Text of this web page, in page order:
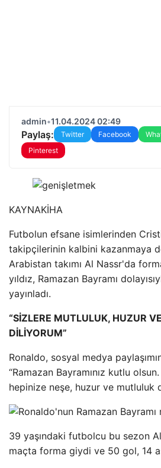
admin•11.04.2024 02:49
Paylaş: Twitter Facebook
Pinterest
KAYNAKİHA
Futbolun efsane isimlerinden
takipçilerinin kalbini kazanmaya
Arabistan takımı Al Nassr'da
yıldız, Ramazan Bayramı
yayınladı.
“SİZLERE MUTLULUK, HUZUR
DİLİYORUM”
Ronaldo, sosyal medya
“Ramazan Bayramınız kutlu
hepinize neşe, huzur ve mutluluk
39 yaşındaki futbolcu bu sezon
maçta forma giydi ve 50 gol, 14